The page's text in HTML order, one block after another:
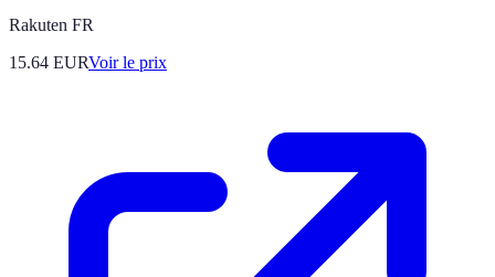
Rakuten FR
15.64 EURVoir le prix